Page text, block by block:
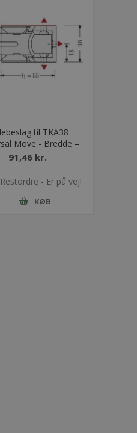
til TKA38
Move - Bredde =
25
91,46 kr.
- Er på vej!
KØB